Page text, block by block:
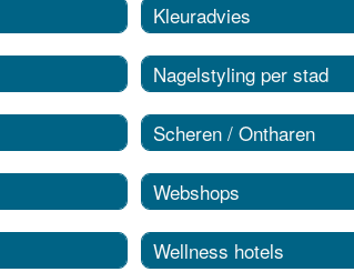
Kleuradvies
Nagelstyling per stad
Scheren / Ontharen
Webshops
Wellness hotels